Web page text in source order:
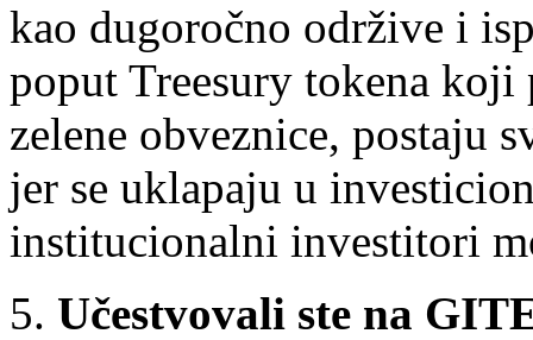
kao dugoročno održive i
poput Treesury tokena
zelene obveznice, postaju
jer se uklapaju u
institucionalni investitori
Učestvovali ste na